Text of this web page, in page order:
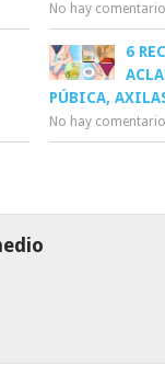
No hay
6
PÚBICA,
No hay